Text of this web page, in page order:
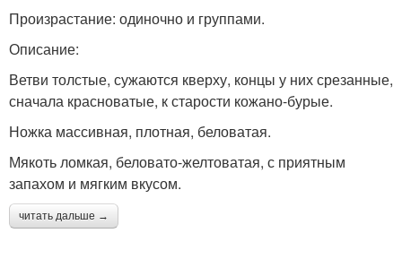
Произрастание: одиночно и группами.
Описание:
Ветви толстые, сужаются кверху, концы у них срезанные,
сначала красноватые, к старости кожано-бурые.
Ножка массивная, плотная, беловатая.
Мякоть ломкая, беловато-желтоватая, с приятным
запахом и мягким вкусом.
читать дальше →